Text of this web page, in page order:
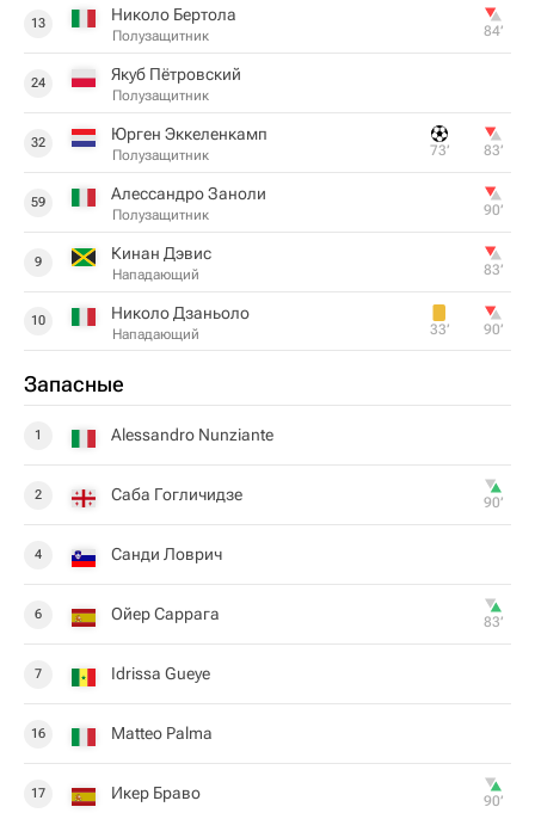
13 Николо Бертола
Полузащитник 84‎’‎
24 Якуб Пётровский
Полузащитник
32 Юрген Эккеленкамп
Полузащитник 73‎’‎ 83‎’‎
59 Алессандро Заноли
Полузащитник 90‎’‎
9 Кинан Дэвис
Нападающий 83‎’‎
10 Николо Дзаньоло
Нападающий 33‎’‎ 90‎’‎
Запасные
1 Alessandro Nunziante
2 Саба Гогличидзе 90‎’‎
4 Санди Ловрич
6 Ойер Саррага 83‎’‎
7 Idrissa Gueye
16 Matteo Palma
17 Икер Браво 90‎’‎